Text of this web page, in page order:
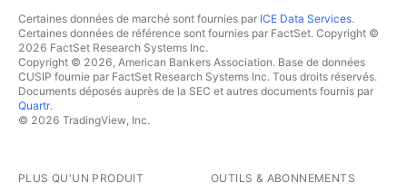
Certaines données de marché sont fournies par ICE Data Services.
Certaines données de référence sont fournies par FactSet. Copyright ©
2026 FactSet Research Systems Inc.
Copyright © 2026, American Bankers Association. Base de données
CUSIP fournie par FactSet Research Systems Inc. Tous droits réservés.
Documents déposés auprès de la SEC et autres documents fournis par
Quartr.
© 2026 TradingView, Inc.
PLUS QU'UN PRODUIT OUTILS & ABONNEMENTS